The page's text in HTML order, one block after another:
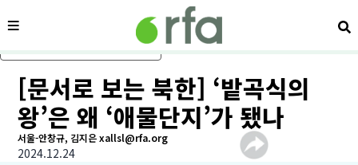
메인 콘텐츠로 건너뛰기
메뉴 검
[문서로 보는 북한] ‘밭곡식의
왕’은 왜 ‘애물단지’가 됐나
서울-안창규, 김지은 xallsl@rfa.org
2024.12.24